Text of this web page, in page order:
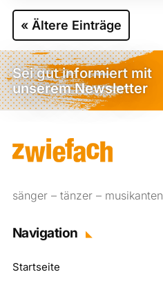
« Ältere Einträge
Sei gut informiert mit
unserem Newsletter
sänger – tänzer – musikanten
Navigation
Startseite